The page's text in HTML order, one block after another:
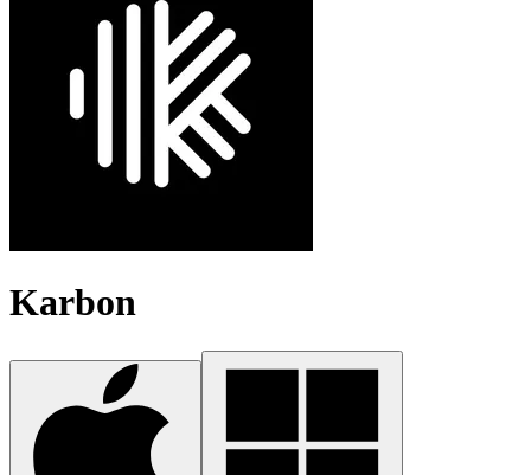
Karbon